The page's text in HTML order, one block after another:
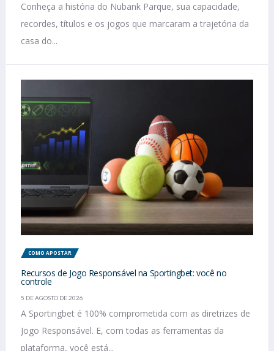
Conheça a história do Nubank Parque, sua capacidade,
recordes, títulos e os jogos que marcaram a trajetória da
casa do...
COMO APOSTAR
Recursos de Jogo Responsável na Sportingbet: você no
controle
5 DE AGOSTO DE 2026
A Sportingbet é 100% comprometida com as diretrizes de
Jogo Responsável. E, com todas as ferramentas da
plataforma, você está...